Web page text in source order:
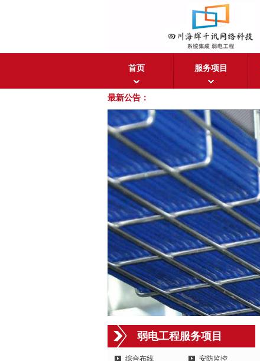
首页 服务项目
最新公告：
弱电工程服务项目
综合布线 安防监控